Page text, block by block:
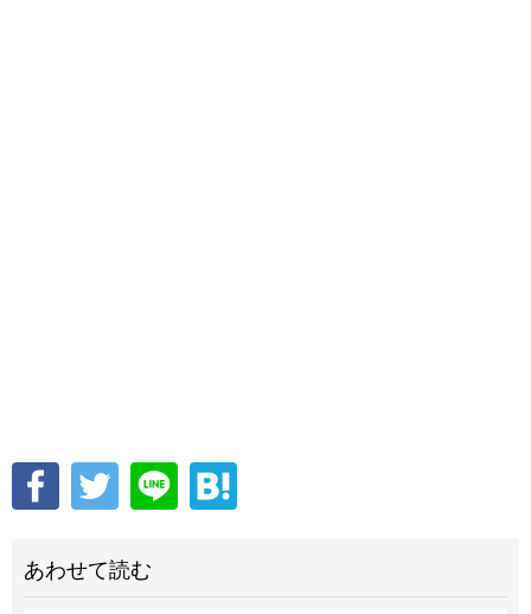
あわせて読む